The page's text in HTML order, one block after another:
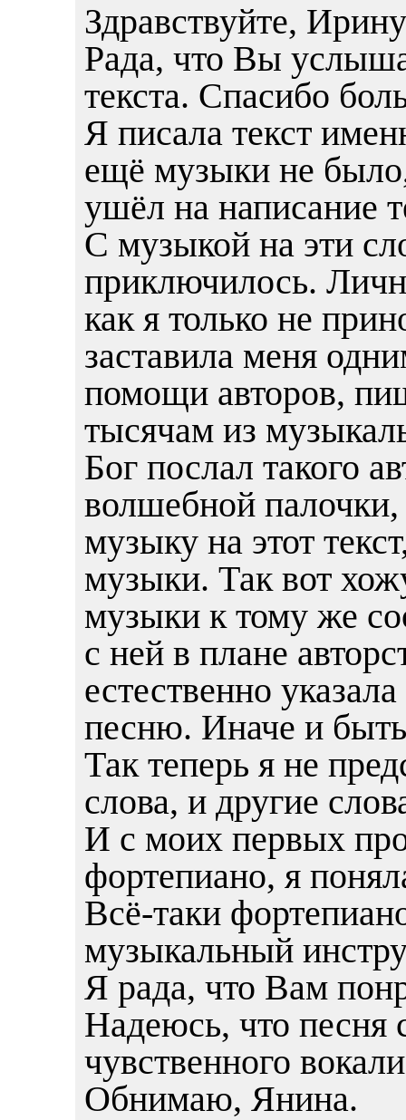
Здравствуйте,
Рада, что Вы
текста. Спасибо
Я писала текст
ещë музыки не
ушëл на написание
С музыкой на эти
приключилось.
как я только не
заставила меня
помощи авторов,
тысячам из
Бог послал такого
волшебной
музыку на этот
музыки. Так вот
музыки к тому же
с ней в плане
естественно
песню. Иначе и
Так теперь я не
слова, и другие
И с моих первых
фортепиано, я
Всë-таки
музыкальный
Я рада, что Вам
Надеюсь, что песня
чувственного
Обнимаю, Янина.